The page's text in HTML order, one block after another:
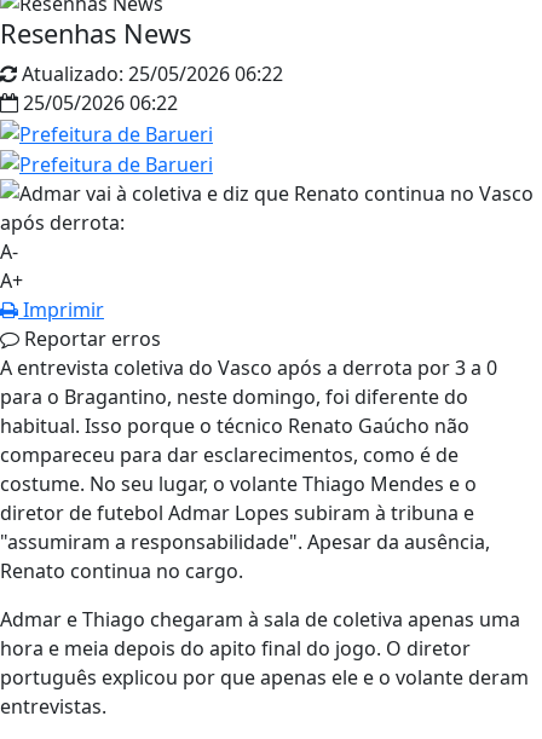
Resenhas News
Atualizado: 25/05/2026 06:22
25/05/2026 06:22
A-
A+
Imprimir
Reportar erros
A entrevista coletiva do Vasco após a derrota por 3 a 0
para o Bragantino, neste domingo, foi diferente do
habitual. Isso porque o técnico Renato Gaúcho não
compareceu para dar esclarecimentos, como é de
costume. No seu lugar, o volante Thiago Mendes e o
diretor de futebol Admar Lopes subiram à tribuna e
"assumiram a responsabilidade". Apesar da ausência,
Renato continua no cargo.
Admar e Thiago chegaram à sala de coletiva apenas uma
hora e meia depois do apito final do jogo. O diretor
português explicou por que apenas ele e o volante deram
entrevistas.